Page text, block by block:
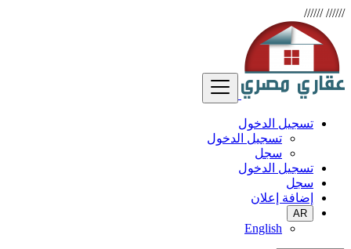
//////
//////
تسجيل الدخول
تسجيل الدخول
سجل
تسجيل الدخول
سجل
إضافة إعلان
AR
English